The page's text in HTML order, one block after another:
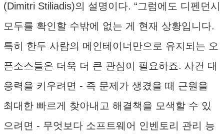
(Dimitri Stiliadis)의 설명이다. “그럼에도 디펜던시
모두를 확인할 수밖에 없는 게 현재 상황입니다.
특히 한두 사람의 메인테이너만으로 유지되는 오
픈소스들은 더욱 더 큰 관심이 필요하죠. 사건 대
응력을 키우려면 - 즉 문제가 생겼을 때 근원을
최대한 빠르게 찾아내고 해결책을 모색할 수 있
으려면 - 무엇보다 소프트웨어 인벤토리 관리 능